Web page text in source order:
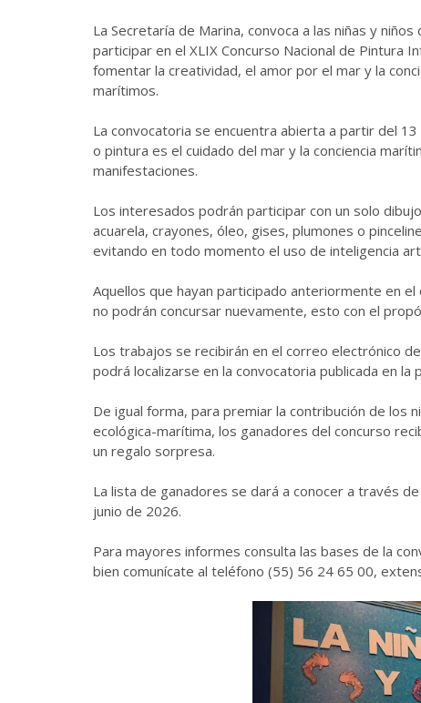
La Secretaría de Marina, convoca a las niñas y
participar en el XLIX Concurso Nacional de Pintura
fomentar la creatividad, el amor por el mar y la
marítimos.
La convocatoria se encuentra abierta a partir del
o pintura es el cuidado del mar y la conciencia
manifestaciones.
Los interesados podrán participar con un solo
acuarela, crayones, óleo, gises, plumones o
evitando en todo momento el uso de inteligencia
Aquellos que hayan participado anteriormente en
no podrán concursar nuevamente, esto con el
Los trabajos se recibirán en el correo electrónico
podrá localizarse en la convocatoria publicada en
De igual forma, para premiar la contribución de los
ecológica-marítima, los ganadores del concurso
un regalo sorpresa.
La lista de ganadores se dará a conocer a través
junio de 2026.
Para mayores informes consulta las bases de la
bien comunícate al teléfono (55) 56 24 65 00,